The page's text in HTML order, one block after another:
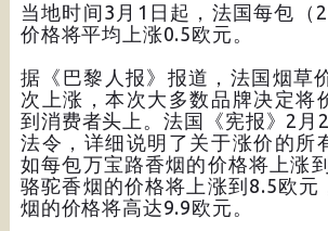
当地时间3月1日起，法国每包（
价格将平均上涨0.5欧元。
据《巴黎人报》报道，法国烟草
次上涨，本次大多数品牌决定将
到消费者头上。法国《宪报》2月
法令，详细说明了关于涨价的所
如每包万宝路香烟的价格将上涨
骆驼香烟的价格将上涨到8.5欧元
烟的价格将高达9.9欧元。